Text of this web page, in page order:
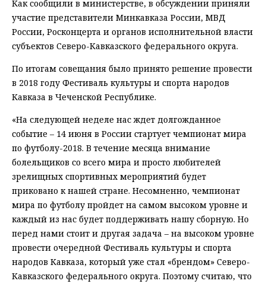
Как сообщили в министерстве, в обсуждении приняли
участие представители Минкавказа России, МВД
России, Росконцерта и органов исполнительной власти
субъектов Северо-Кавказского федерального округа.
По итогам совещания было принято решение провести
в 2018 году Фестиваль культуры и спорта народов
Кавказа в Чеченской Республике.
«На следующей неделе нас ждет долгожданное
событие – 14 июня в России стартует чемпионат мира
по футболу-2018. В течение месяца внимание
болельщиков со всего мира и просто любителей
зрелищных спортивных мероприятий будет
приковано к нашей стране. Несомненно, чемпионат
мира по футболу пройдет на самом высоком уровне и
каждый из нас будет поддерживать нашу сборную. Но
перед нами стоит и другая задача – на высоком уровне
провести очередной Фестиваль культуры и спорта
народов Кавказа, который уже стал «брендом» Северо-
Кавказского федерального округа. Поэтому считаю, что